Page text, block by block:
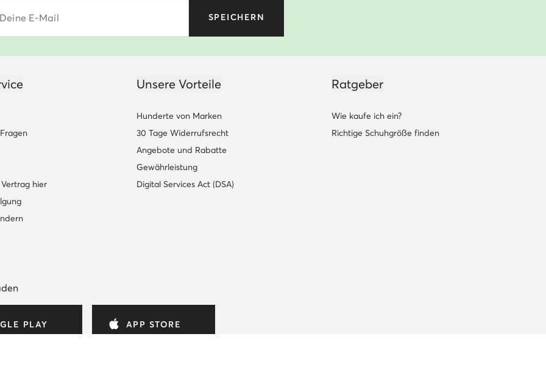
Deine E-Mail SPEICHERN
hier
Unsere Vorteile
Hunderte von Marken
30 Tage Widerrufsrecht
Angebote und Rabatte
Gewährleistung
Digital Services Act (DSA)
Ratgeber
Wie kaufe ich ein?
Richtige Schuhgröße finden
PLAY APP STORE